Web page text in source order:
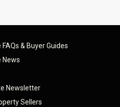
& Buyer Guides
News
Newsletter
Sellers